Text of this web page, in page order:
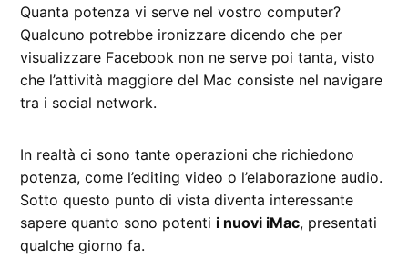
Quanta potenza vi serve nel vostro computer?
Qualcuno potrebbe ironizzare dicendo che per
visualizzare Facebook non ne serve poi tanta, visto
che l’attività maggiore del Mac consiste nel navigare
tra i social network.
In realtà ci sono tante operazioni che richiedono
potenza, come l’editing video o l’elaborazione audio.
Sotto questo punto di vista diventa interessante
sapere quanto sono potenti i nuovi iMac, presentati
qualche giorno fa.